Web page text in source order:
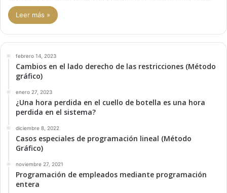
Leer más »
febrero 14, 2023
Cambios en el lado derecho de las restricciones (Método
gráfico)
enero 27, 2023
¿Una hora perdida en el cuello de botella es una hora
perdida en el sistema?
diciembre 8, 2022
Casos especiales de programación lineal (Método
Gráfico)
noviembre 27, 2021
Programación de empleados mediante programación
entera